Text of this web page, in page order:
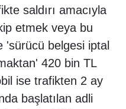
saldırı amacıyla
etmek veya bu
'sürücü belgesi iptal
420 bin TL
ise trafikten 2 ay
başlatılan adli